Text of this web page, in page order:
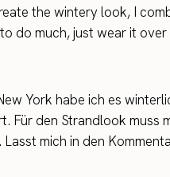
the wintery look, I
do much, just wear it
York habe ich es
Für den Strandlook muss
mich in den